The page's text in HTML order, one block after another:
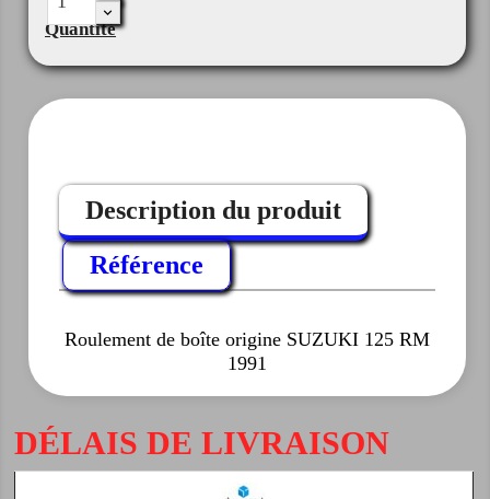
Quantité
Description du produit
Référence
Roulement de boîte origine SUZUKI 125 RM
1991
DÉLAIS DE LIVRAISON